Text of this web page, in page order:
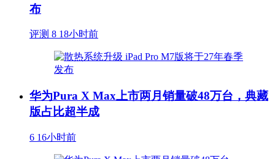
布
评测 8 18小时前
华为Pura X Max上市两月销量破48万台，典藏
版占比超半成
6 16小时前